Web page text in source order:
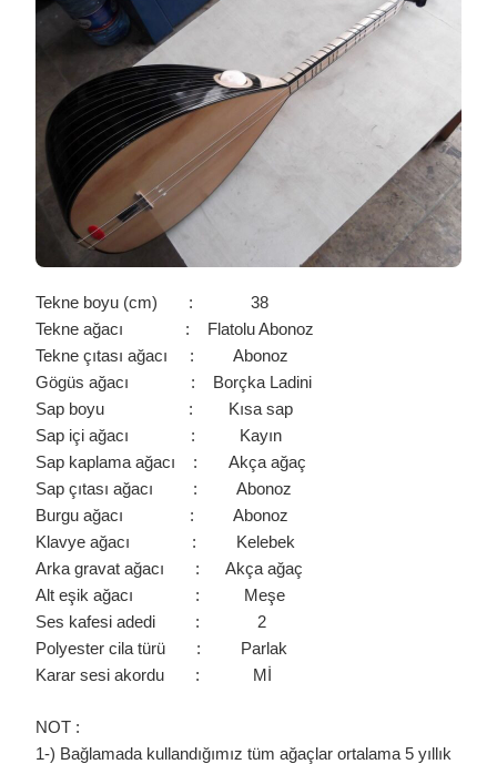
YAGAY
BAĞLAMA
Tekne boyu (cm) : 38
Tekne ağacı : Flatolu Abonoz
Tekne çıtası ağacı : Abonoz
Gögüs ağacı : Borçka Ladini
Sap boyu : Kısa sap
Sap içi ağacı : Kayın
Sap kaplama ağacı : Akça ağaç
Sap çıtası ağacı : Abonoz
Burgu ağacı : Abonoz
Klavye ağacı : Kelebek
Arka gravat ağacı : Akça ağaç
Alt eşik ağacı : Meşe
Ses kafesi adedi : 2
Polyester cila türü : Parlak
Karar sesi akordu : Mİ
NOT :
1-) Bağlamada kullandığımız tüm ağaçlar ortalama 5 yıllık